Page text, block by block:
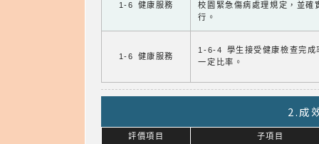
1-6 健康服務
校園緊急傷病處理規定，並確
行。
1-6 健康服務
1-6-4 學生接受健康檢查完成
一定比率。
2.成
評價項目 子項目